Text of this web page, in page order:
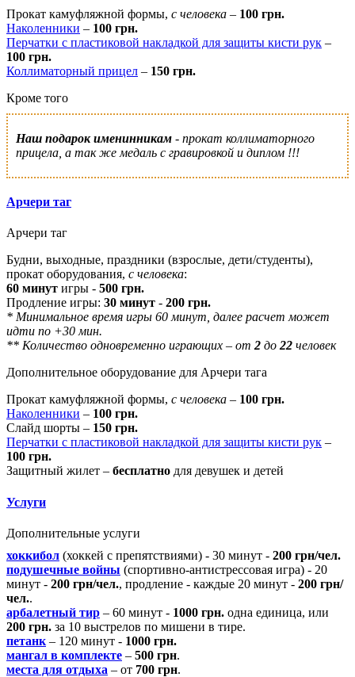
Прокат камуфляжной формы, с человека – 100 грн.
Наколенники – 100 грн.
Перчатки с пластиковой накладкой для защиты кисти рук –
100 грн.
Коллиматорный прицел – 150 грн.
Кроме того
Наш подарок именинникам - прокат коллиматорного
прицела, а так же медаль с гравировкой и диплом !!!
Арчери таг
Арчери таг
Будни, выходные, праздники (взрослые, дети/студенты),
прокат оборудования, с человека:
60 минут игры - 500 грн.
Продление игры: 30 минут - 200 грн.
* Минимальное время игры 60 минут, далее расчет может
идти по +30 мин.
** Количество одновременно играющих – от2 до22 человек
Дополнительное оборудование для Арчери тага
Прокат камуфляжной формы, с человека – 100 грн.
Наколенники – 100 грн.
Слайд шорты – 150 грн.
Перчатки с пластиковой накладкой для защиты кисти рук –
100 грн.
Защитный жилет – бесплатно для девушек и детей
Услуги
Дополнительные услуги
хоккибол (хоккей с препятствиями) - 30 минут - 200 грн/чел.
подушечные войны (спортивно-антистрессовая игра) - 20
минут - 200 грн/чел., продление - каждые 20 минут - 200 грн/
чел..
арбалетный тир – 60 минут - 1000 грн. одна единица, или
200 грн. за 10 выстрелов по мишени в тире.
петанк – 120 минут - 1000 грн.
мангал в комплекте – 500 грн.
места для отдыха – от 700 грн.